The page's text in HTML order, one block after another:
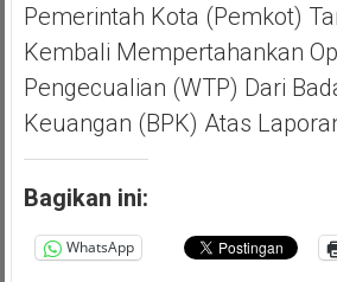
Pemerintah Kota (Pemkot)
Kembali Mempertahankan
Pengecualian (WTP) Dari
Keuangan (BPK) Atas
Bagikan ini:
WhatsApp